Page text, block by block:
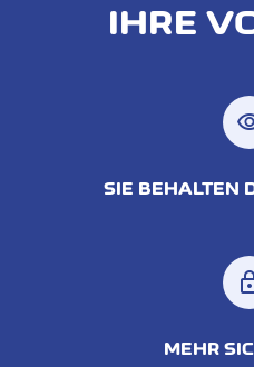
IHRE
SIE BEHALTEN
MEHR